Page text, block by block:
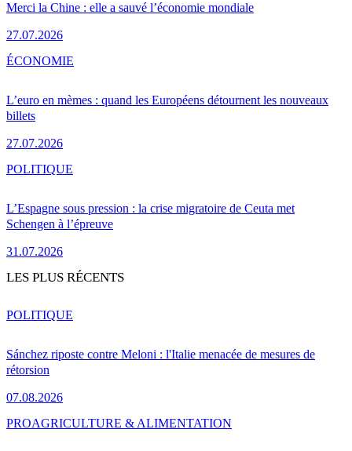
Merci la Chine : elle a sauvé l’économie mondiale
27.07.2026
L’euro en mèmes : quand les Européens détournent les nouveaux
billets
27.07.2026
ÉCONOMIE
L’Espagne sous pression : la crise migratoire de Ceuta met
Schengen à l’épreuve
31.07.2026
POLITIQUE
LES PLUS RÉCENTS
Sánchez riposte contre Meloni : l'Italie menacée de mesures de
rétorsion
07.08.2026
POLITIQUE
PROAGRICULTURE & ALIMENTATION